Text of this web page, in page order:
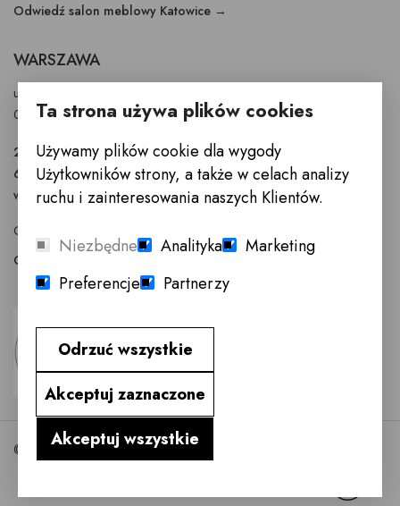
Odwiedź salon meblowy Katowice →
WARSZAWA
ul. Puławska 326 - budynek Enel-Med
02-819 Warszawa
22 855 40 97
601 777 299
warszawa@innemeble.pl
GODZINY OTWARCIA : Poniedziałek -Sobota 10.00 - 18.00
Odwiedź salon meblowy Warszawa →
©2026 InneMeble.pl
Ta strona używa plików cookies
Używamy plików cookie dla wygody
Użytkowników strony, a także w celach analizy
ruchu i zainteresowania naszych Klientów.
Niezbędne Analityka
Marketing
Preferencje
Partnerzy
Odrzuć wszystkie
Akceptuj zaznaczone
Akceptuj wszystkie